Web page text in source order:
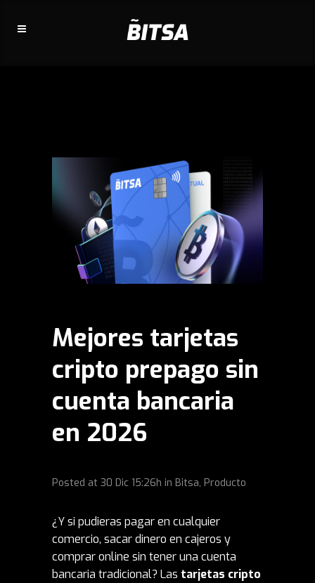
Mejores tarjetas
cripto prepago sin
cuenta bancaria
en 2026
Posted at 30 Dic 15:26h in Bitsa, Producto
¿Y si pudieras pagar en cualquier
comercio, sacar dinero en cajeros y
comprar online sin tener una cuenta
bancaria tradicional? Las tarjetas cripto